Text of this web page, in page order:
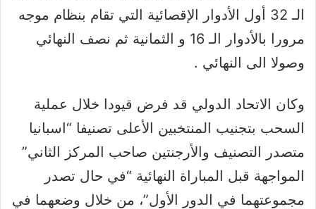
الـ 32 أول الأدوار الإقصائية التي تقام بنظام موجه
مرورا بالأدوار الـ 16 و الثمانية ثم نصف النهائي
وصولا الى النهائي .
وكان الاتحاد الدولي قد فرض قيودا خلال عملية
السحب بتجنيب المنتخبين الأعلى تصنيفا “اسبانيا
متصدر التصنيف والأرجنتين صاحب المركز الثاني”
المواجهة قبل المباراة النهائية “في حال تصدر
مجموعتهما في الدور الأول”، من خلال وضعهما في